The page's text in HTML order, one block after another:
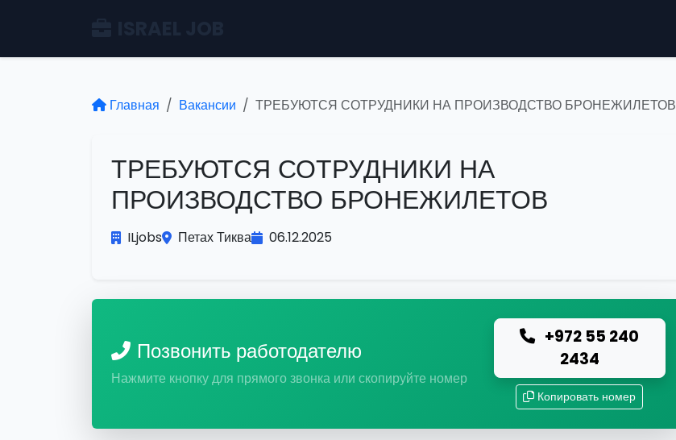
Главная Вакансии ТРЕБУЮТСЯ СОТРУДНИКИ НА ПРОИЗВОДСТВО БРОНЕЖИЛЕТОВ
ТРЕБУЮТСЯ СОТРУДНИКИ НА
ПРОИЗВОДСТВО БРОНЕЖИЛЕТОВ
ILjobs Петах Тиква 06.12.2025
Позвонить работодателю
Нажмите кнопку для прямого звонка или скопируйте номер
+972 55 240
2434
Копировать номер